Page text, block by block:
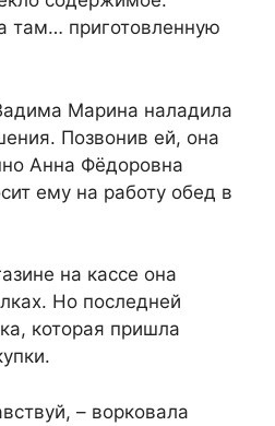
там… приготовленную
Марина наладила
Позвонив ей, она
Анна Фёдоровна
ему на работу обед в
на кассе она
Но последней
которая пришла
– ворковала